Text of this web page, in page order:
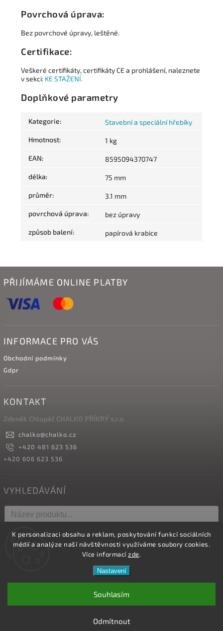
K personalizaci obsahu a reklam, poskytování funkcí sociálních
médií a analýze naší návštěvnosti využíváme soubory cookies.
Více informacízde.
Nastavení
Odmítnout
Souhlasím
Povrchová úprava:
Bez povrchové úpravy, leštěné.
Certifikace:
Veškeré certifikáty, certifikáty CE a prohlášení, naleznete
v sekci: KE STAŽENÍ.
Doplňkové parametry
Kategorie: Stavební a speciální hřebíky
Hmotnost: 1 kg
EAN: 8595094370747
délka: 75 mm
průměr: 3.1 mm
povrchová úprava: bez úpravy
způsob balení: papírová krabice
PŘIJÍMÁME ONLINE PLATBY
INFORMACE PRO VÁS
Obchodní podmínky
Gdpr
KONTAKT
Zdeněk Chlupáč CHALKO PŘÍKRÝ s.r.o.
chalko@chalko.cz
+420 481 623 536
+420 606 623 536
VYHLEDÁVÁNÍ
Hledat
Vyrábíme hřebíky. Všechna práva vyhrazena.